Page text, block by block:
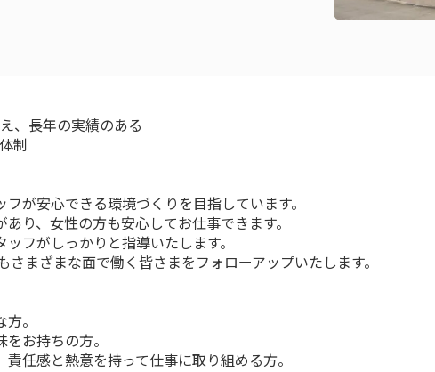
、長年の実績のある
制
が安心できる環境づくりを目指しています。
り、女性の方も安心してお仕事できます。
フがしっかりと指導いたします。
さまざまな面で働く皆さまをフォローアップいたします。
。
お持ちの方。
任感と熱意を持って仕事に取り組める方。